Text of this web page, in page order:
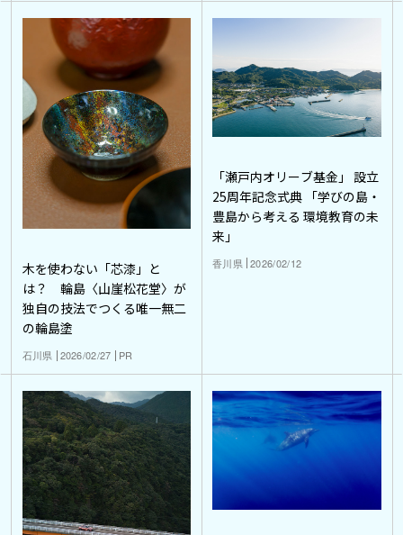
木を使わない「芯漆」と
は？ 輪島〈山崖松花堂〉が
独自の技法でつくる唯一無二
の輪島塗
石川県 2026/02/27 PR
「瀬戸内オリーブ基金」 設立
25周年記念式典 「学びの島・
豊島から考える 環境教育の未
来」
香川県 2026/02/12